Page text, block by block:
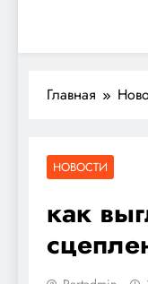
Главная
НОВОСТИ
как